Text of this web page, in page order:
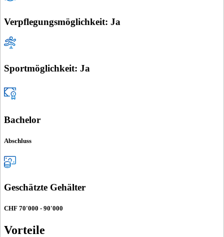
Verpflegungsmöglichkeit: Ja
Sportmöglichkeit: Ja
Bachelor
Abschluss
Geschätzte Gehälter
CHF 70'000 - 90'000
Vorteile